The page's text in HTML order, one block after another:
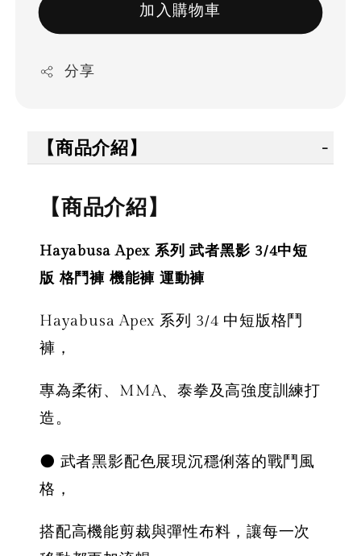
加入購物車
分享
【商品介紹】
【商品介紹】
Hayabusa Apex 系列 武者黑影 3/4中短
版 格鬥褲 機能褲 運動褲
Hayabusa Apex 系列 3/4 中短版格鬥
褲，
專為柔術、MMA、泰拳及高強度訓練打
造。
⚫ 武者黑影配色展現沉穩俐落的戰鬥風
格，
搭配高機能剪裁與彈性布料，讓每一次